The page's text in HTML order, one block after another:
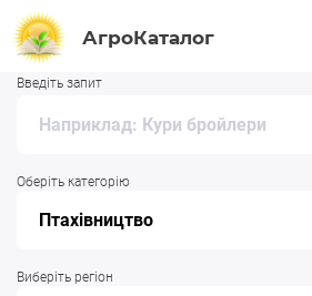
АгроКаталог
Введіть запит
Оберіть категорію
Виберіть регіон